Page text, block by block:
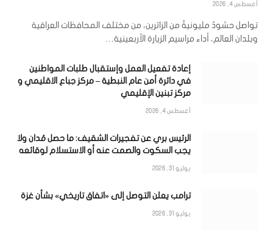
أغسطس 4, 2026
تواصل حشودٌ مليونيةٌ من الزائرين، من مختلف المحافظات العراقية
وبلدان العالم، أداء مراسيم الزيارة الأربعينية…
إعادة تفعيل العمل وإستقبال طلبات المواطنين
في دائرة أمن عام النبطية – مركز جباع الاقليمي و
مركز تبنين الإقليمي
أغسطس 4, 2026
الرئيس بري عن تفجيرات الشقيف: ما حصل مُدان ولا
يجب السكوت والصمت عنه أو الاستسلام لوقائعه
يوليو 31, 2026
ترامب يعلن التوصل إلى «اتفاق تاريخي» بشأن غزة
يوليو 31, 2026